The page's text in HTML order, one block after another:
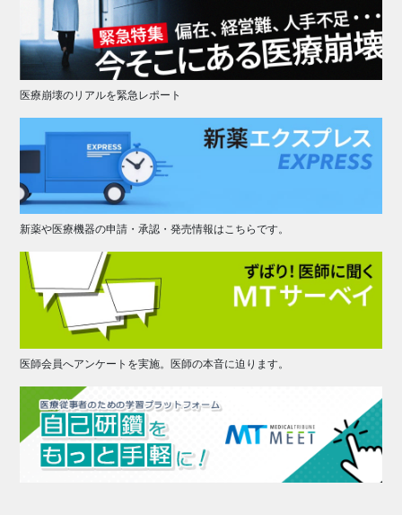
医療崩壊のリアルを緊急レポート
新薬や医療機器の申請・承認・発売情報はこちらです。
医師会員へアンケートを実施。医師の本音に迫ります。